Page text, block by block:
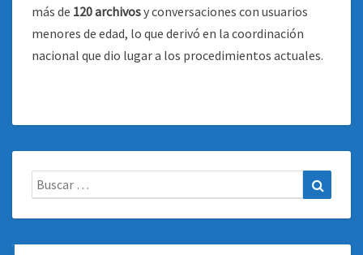
más de 120 archivosy conversaciones con usuarios
menores de edad, lo que derivó en la coordinación
nacional que dio lugar a los procedimientos actuales.
Buscar: